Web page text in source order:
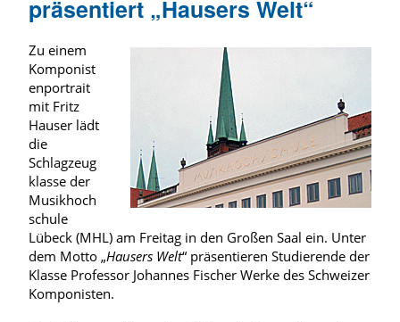
präsentiert „Hausers Welt“
Zu einem
Komponist
enportrait
mit Fritz
Hauser lädt
die
Schlagzeug
klasse der
Musikhoch
schule
Lübeck (MHL) am Freitag in den Großen Saal ein. Unter
dem Motto „Hausers Welt“ präsentieren Studierende der
Klasse Professor Johannes Fischer Werke des Schweizer
Komponisten.